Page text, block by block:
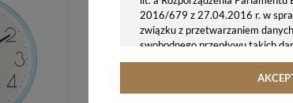
2016/679 z 27.04.2016 r. w
związku z przetwarzaniem
swobodnego przepływu takich
95/46/WE (ogólne
Twoje dane osobowe możemy